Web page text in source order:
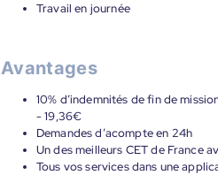
Travail en journée
Avantages
10% d’indemnités de fin de
- 19,36€
Demandes d’acompte en 24h
Un des meilleurs CET de France
Tous vos services dans une